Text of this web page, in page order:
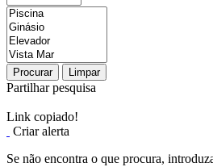
Procurar Limpar
Partilhar pesquisa
Link copiado!
Criar alerta
Se não encontra o que procura,